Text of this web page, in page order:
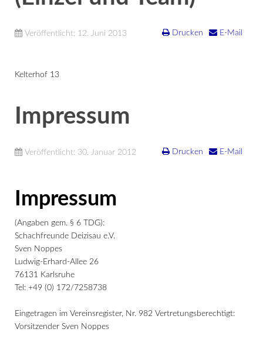
Drucken E-Mail
Veröffentlicht: 12. Juni 2013
Kelterhof 13
Impressum
Drucken E-Mail
Veröffentlicht: 30. Januar 2012
Impressum
(Angaben gem. § 6 TDG):
Schachfreunde Deizisau e.V.
Sven Noppes
Ludwig-Erhard-Allee 26
76131 Karlsruhe
Tel: +49 (0) 172/7258738
Eingetragen im Vereinsregister, Nr. 982 Vertretungsberechtigt:
Vorsitzender Sven Noppes